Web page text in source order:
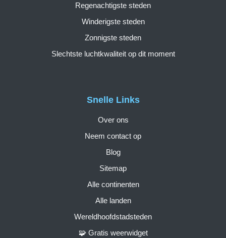
Snelle Links
Over ons
Neem contact op
Blog
Sitemap
Alle continenten
Alle landen
Wereldhoofdstadsteden
🧩 Gratis weerwidget
Regenachtigste steden
Winderigste steden
Zonnigste steden
Slechtste luchtkwaliteit op dit moment